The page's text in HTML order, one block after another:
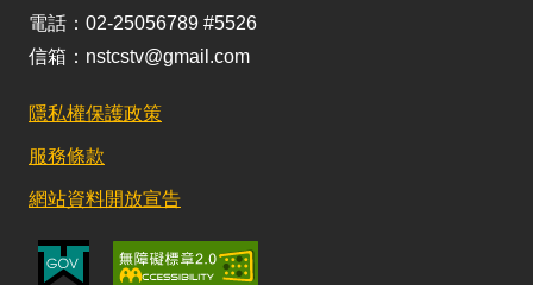
電話：02-25056789 #5526
信箱：nstcstv@gmail.com
隱私權保護政策
服務條款
網站資料開放宣告